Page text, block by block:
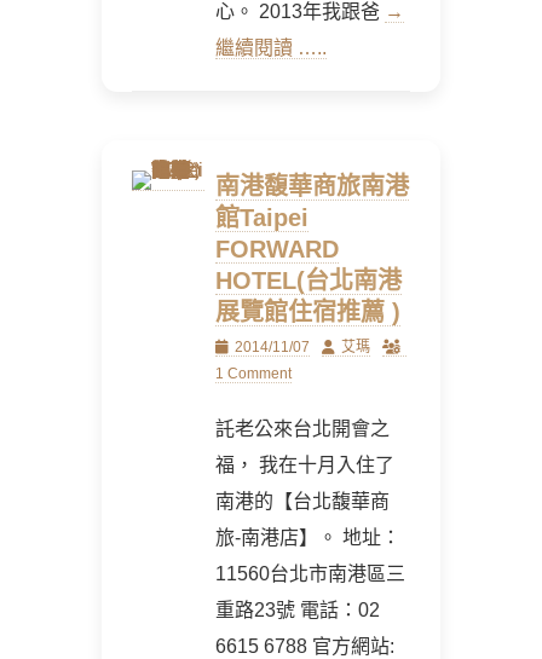
心。 2013年我跟爸 →
繼續閱讀 …..
南港馥華商旅南港
館Taipei
FORWARD
HOTEL(台北南港
展覽館住宿推薦 )
Posted
on
2014/11/07 Author
艾瑪
1 Comment
託老公來台北開會之
福， 我在十月入住了
南港的【台北馥華商
旅-南港店】。 地址：
11560台北市南港區三
重路23號 電話：02
6615 6788 官方網站: